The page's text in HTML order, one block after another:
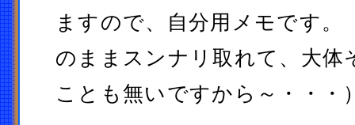
ますので、自分用メモです。
のままスンナリ取れて、大体
ことも無いですから～・・・